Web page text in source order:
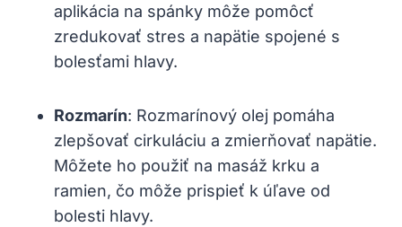
aplikácia na spánky môže pomôcť
zredukovať stres a napätie spojené s
bolesťami hlavy.
Rozmarín: Rozmarínový olej pomáha
zlepšovať cirkuláciu a zmierňovať napätie.
Môžete ho použiť na masáž krku a
ramien, čo môže prispieť k úľave od
bolesti hlavy.